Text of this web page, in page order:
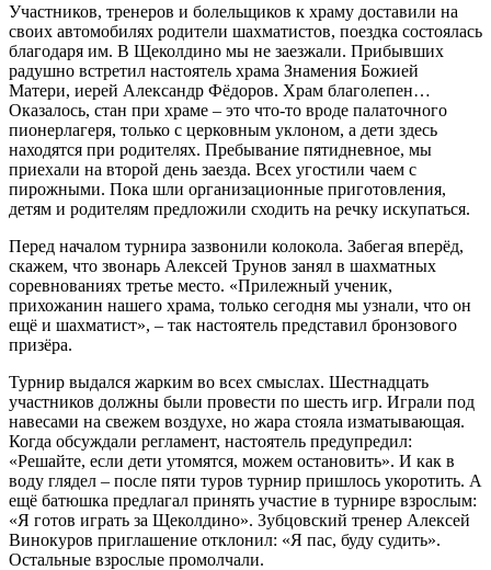
Участников, тренеров и болельщиков к храму доставили на
своих автомобилях родители шахматистов, поездка состоялась
благодаря им. В Щеколдино мы не заезжали. Прибывших
радушно встретил настоятель храма Знамения Божией
Матери, иерей Александр Фёдоров. Храм благолепен…
Оказалось, стан при храме – это что-то вроде палаточного
пионерлагеря, только с церковным уклоном, а дети здесь
находятся при родителях. Пребывание пятидневное, мы
приехали на второй день заезда. Всех угостили чаем с
пирожными. Пока шли организационные приготовления,
детям и родителям предложили сходить на речку искупаться.
Перед началом турнира зазвонили колокола. Забегая вперёд,
скажем, что звонарь Алексей Трунов занял в шахматных
соревнованиях третье место. «Прилежный ученик,
прихожанин нашего храма, только сегодня мы узнали, что он
ещё и шахматист», – так настоятель представил бронзового
призёра.
Турнир выдался жарким во всех смыслах. Шестнадцать
участников должны были провести по шесть игр. Играли под
навесами на свежем воздухе, но жара стояла изматывающая.
Когда обсуждали регламент, настоятель предупредил:
«Решайте, если дети утомятся, можем остановить». И как в
воду глядел – после пяти туров турнир пришлось укоротить. А
ещё батюшка предлагал принять участие в турнире взрослым:
«Я готов играть за Щеколдино». Зубцовский тренер Алексей
Винокуров приглашение отклонил: «Я пас, буду судить».
Остальные взрослые промолчали.